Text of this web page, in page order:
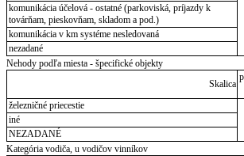
komunikácia účelová - ostatné (parkoviská, príjazdy k
továrňam, pieskovňam, skladom a pod.)
komunikácia v km systéme nesledovaná
nezadané
Nehody podľa miesta - špecifické objekty
Skalica
železničné priecestie
iné
NEZADANÉ
Kategória vodiča, u vodičov vinníkov